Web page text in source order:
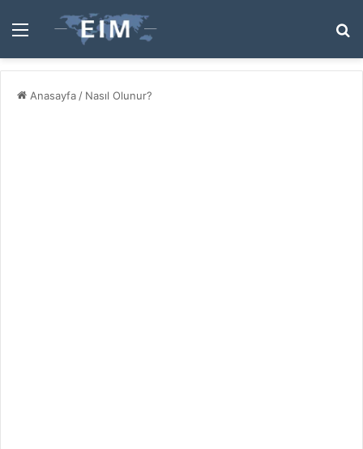
Menü
...
Anasayfa / Nasıl Olunur?